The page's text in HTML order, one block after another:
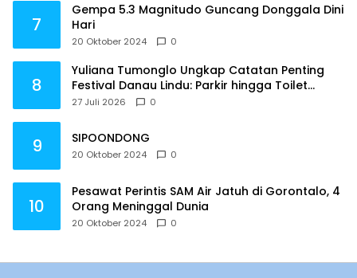
7
Gempa 5.3 Magnitudo Guncang Donggala Dini
Hari
20 Oktober 2024 0
8
Yuliana Tumonglo Ungkap Catatan Penting
Festival Danau Lindu: Parkir hingga Toilet
Harus Jadi Prioritas
27 Juli 2026 0
9 SIPOONDONG
20 Oktober 2024 0
10
Pesawat Perintis SAM Air Jatuh di Gorontalo, 4
Orang Meninggal Dunia
20 Oktober 2024 0